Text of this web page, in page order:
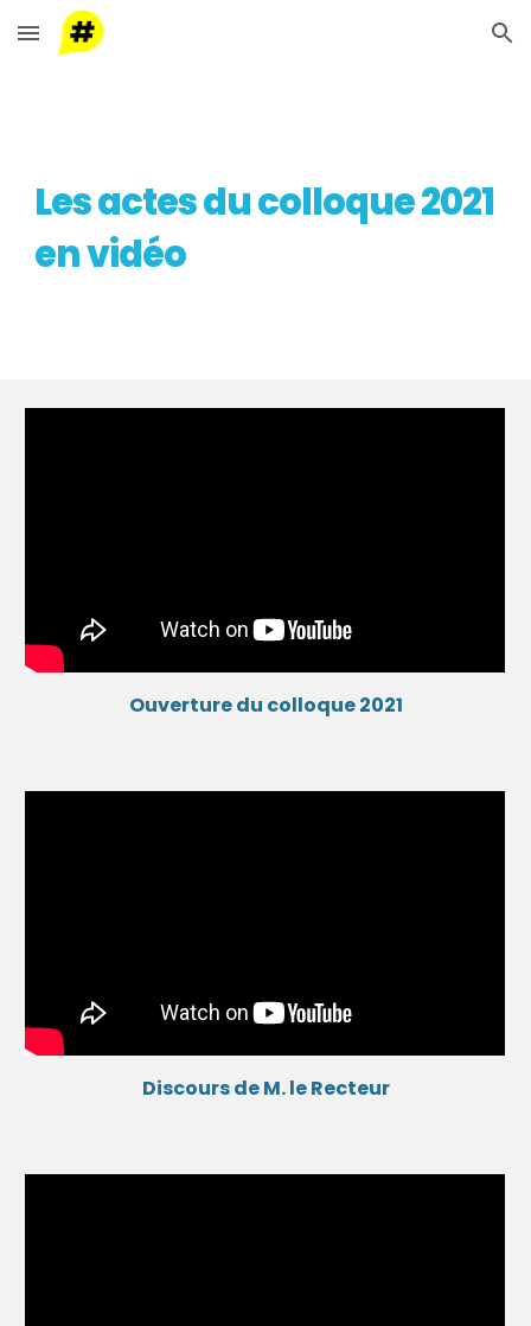
Skip to main content Skip to navigation
Les actes du colloque 2021
en vidéo
Ouverture du colloque 2021
Discours de M. leRecteur